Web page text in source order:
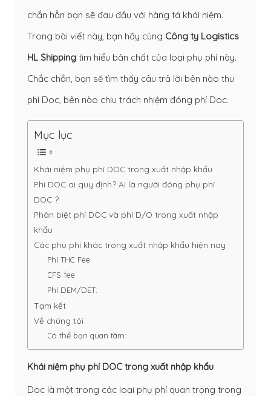
chắn hẳn bạn sẽ đau đầu với hàng tá khái niệm.
Trong bài viết này, bạn hãy cùng Công ty Logistics
HL Shipping tìm hiểu bản chất của loại phụ phí này.
Chắc chắn, bạn sẽ tìm thấy câu trả lời bên nào thu
phí Doc, bên nào chịu trách nhiệm đóng phí Doc.
Mục lục
Khái niệm phụ phí DOC trong xuất nhập khẩu
Phí DOC ai quy định? Ai là người đóng phụ phí
DOC ?
Phân biệt phí DOC và phí D/O trong xuất nhập
khẩu
Các phụ phí khác trong xuất nhập khẩu hiện nay
Phí THC Fee:
CFS fee:
Phí DEM/DET:
Tạm kết
Về chúng tôi
Có thể bạn quan tâm:
Khái niệm phụ phí DOC trong xuất nhập khẩu
Doc là một trong các loại phụ phí quan trọng trong